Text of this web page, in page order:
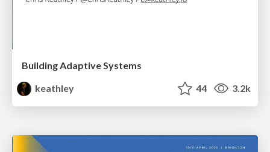
Building Adaptive Systems
keathley
44 3.2k